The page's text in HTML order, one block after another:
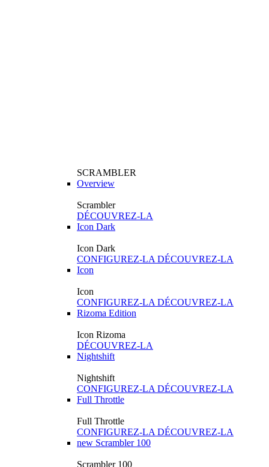
SCRAMBLER
Overview
Scrambler
DÉCOUVREZ-LA
Icon Dark
Icon Dark
CONFIGUREZ-LA DÉCOUVREZ-LA
Icon
Icon
CONFIGUREZ-LA DÉCOUVREZ-LA
Rizoma Edition
Icon Rizoma
DÉCOUVREZ-LA
Nightshift
Nightshift
CONFIGUREZ-LA DÉCOUVREZ-LA
Full Throttle
Full Throttle
CONFIGUREZ-LA DÉCOUVREZ-LA
new Scrambler 100
Scrambler 100